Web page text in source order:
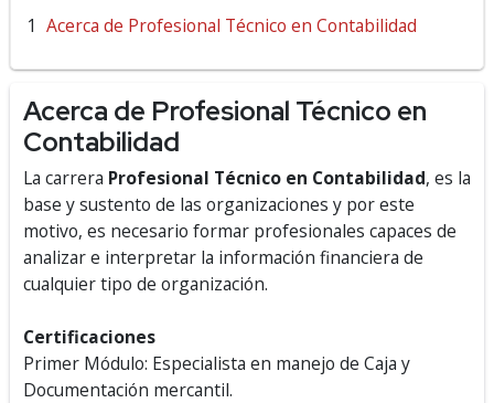
Acerca de Profesional Técnico en Contabilidad
Acerca de Profesional Técnico en
Contabilidad
La carrera Profesional Técnico en Contabilidad, es la
base y sustento de las organizaciones y por este
motivo, es necesario formar profesionales capaces de
analizar e interpretar la información financiera de
cualquier tipo de organización.
Certificaciones
Primer Módulo: Especialista en manejo de Caja y
Documentación mercantil.